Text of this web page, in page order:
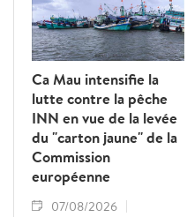
Ca Mau intensifie la
lutte contre la pêche
INN en vue de la levée
du "carton jaune" de la
Commission
européenne
07/08/2026